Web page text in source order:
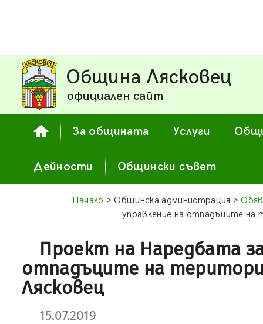
Община Лясковец
официален сайт
За общината Услуги
Дейности Общински съвет
Начало > Общинска администрация >
управление на отпадъците
Проект на Наредбата
отпадъците на
Лясковец
15.07.2019